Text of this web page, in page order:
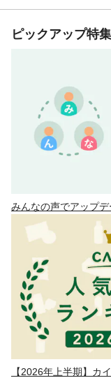
ピックアップ特集
みんなの声でアップ
【2026年上半期】カ